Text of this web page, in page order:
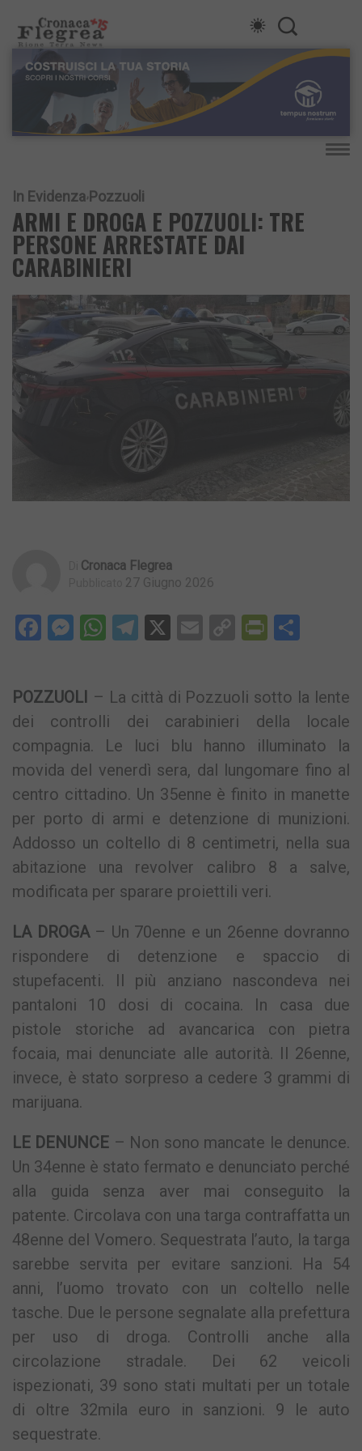
In Evidenza Pozzuoli
ARMI E DROGA E POZZUOLI: TRE
PERSONE ARRESTATE DAI
CARABINIERI
Cronaca Flegrea
27 Giugno 2026
Facebook
Messenger
WhatsApp
Telegram
X EmailCopy
POZZUOLI – La città di Pozzuoli sotto la lente
dei controlli dei carabinieri della locale
compagnia. Le luci blu hanno illuminato la
movida del venerdì sera, dal lungomare fino al
centro cittadino. Un 35enne è finito in manette
per porto di armi e detenzione di munizioni.
Addosso un coltello di 8 centimetri, nella sua
abitazione una revolver calibro 8 a salve,
modificata per sparare proiettili veri.
LA DROGA– Un 70enne e un 26enne dovranno
rispondere di detenzione e spaccio di
stupefacenti. Il più anziano nascondeva nei
pantaloni 10 dosi di cocaina. In casa due
pistole storiche ad avancarica con pietra
focaia, mai denunciate alle autorità. Il 26enne,
invece, è stato sorpreso a cedere 3 grammi di
marijuana.
LE DENUNCE – Non sono mancate le denunce.
Un 34enne è stato fermato e denunciato perché
alla guida senza aver mai conseguito la
patente. Circolava con una targa contraffatta un
48enne del Vomero. Sequestrata l’auto, la targa
sarebbe servita per evitare sanzioni. Ha 54
anni, l’uomo trovato con un coltello nelle
tasche. Due le persone segnalate alla prefettura
per uso di droga. Controlli anche alla
circolazione stradale. Dei 62 veicoli
ispezionati, 39 sono stati multati per un totale
di oltre 32mila euro in sanzioni. 9 le auto
sequestrate.